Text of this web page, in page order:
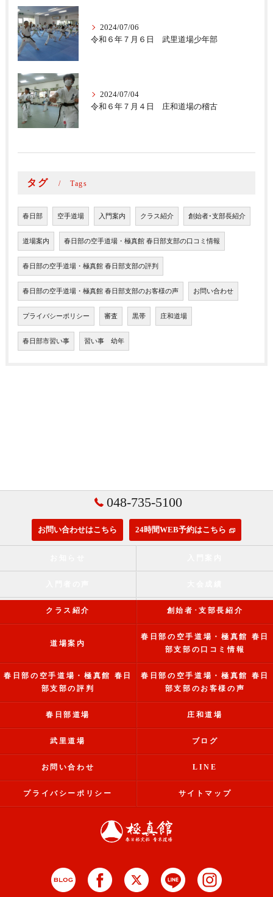
2024/07/06
令和６年７月６日 武里道場少年部
2024/07/04
令和６年７月４日 庄和道場の稽古
タグ Tags
春日部 空手道場 入門案内 クラス紹介 創始者･支部長紹介
道場案内 春日部の空手道場・極真館 春日部支部の口コミ情報
春日部の空手道場・極真館 春日部支部の評判
春日部の空手道場・極真館 春日部支部のお客様の声 お問い合わせ
プライバシーポリシー 審査 黒帯 庄和道場
春日部市習い事 習い事 幼年
048-735-5100
お問い合わせはこちら 24時間WEB予約はこちら
クラス紹介 創始者･支部長紹介
道場案内
春日部の空手道場・極真館 春日
部支部の口コミ情報
春日部の空手道場・極真館 春日
部支部の評判
春日部の空手道場・極真館 春日
部支部のお客様の声
春日部道場 庄和道場
武里道場 ブログ
お問い合わせ LINE
プライバシーポリシー サイトマップ